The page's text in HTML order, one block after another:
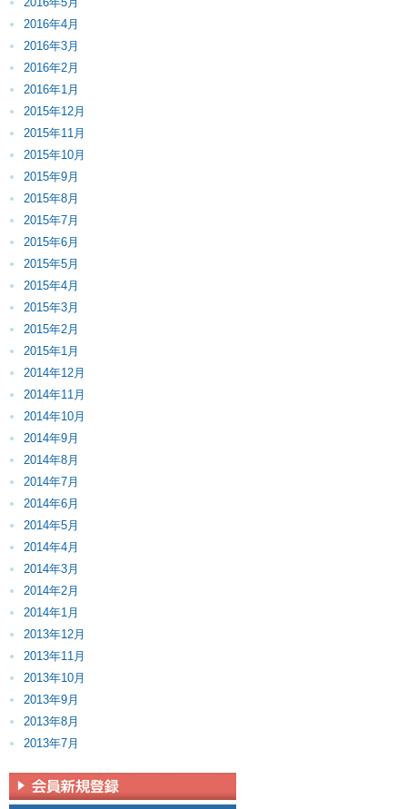
2016年4月
2016年3月
2016年2月
2016年1月
2015年12月
2015年11月
2015年10月
2015年9月
2015年8月
2015年7月
2015年6月
2015年5月
2015年4月
2015年3月
2015年2月
2015年1月
2014年12月
2014年11月
2014年10月
2014年9月
2014年8月
2014年7月
2014年6月
2014年5月
2014年4月
2014年3月
2014年2月
2014年1月
2013年12月
2013年11月
2013年10月
2013年9月
2013年8月
2013年7月